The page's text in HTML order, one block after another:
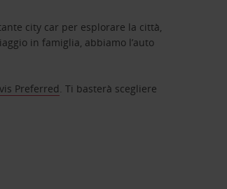
city car per esplorare la città,
in famiglia, abbiamo l’auto
Preferred. Ti basterà scegliere